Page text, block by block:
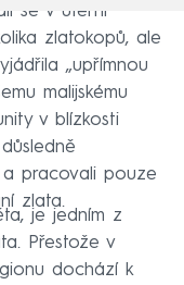
se v úterní
zlatokopů, ale
„upřímnou
malijskému
v blízkosti
pracovali pouze
zlata.
je jedním z
Přestože v
dochází k